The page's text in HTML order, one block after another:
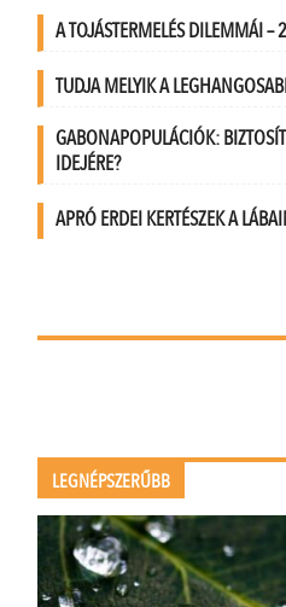
A TOJÁSTERMELÉS DILEMMÁI –
TUDJA MELYIK A
GABONAPOPULÁCIÓK:
IDEJÉRE?
APRÓ ERDEI KERTÉSZEK A
LEGNÉPSZERŰBB